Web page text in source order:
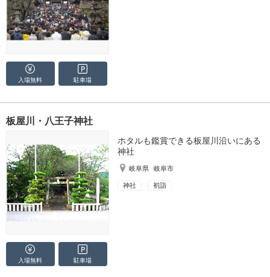
入場無料 駐車場
板屋川・八王子神社
ホタルも鑑賞できる板屋川沿いにある
神社
岐阜県 岐阜市
神社 初詣
入場無料 駐車場